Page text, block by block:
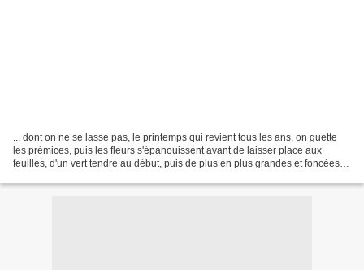
... dont on ne se lasse pas, le printemps qui revient tous les ans, on guette
les prémices, puis les fleurs s'épanouissent avant de laisser place aux
feuilles, d'un vert tendre au début, puis de plus en plus grandes et foncées